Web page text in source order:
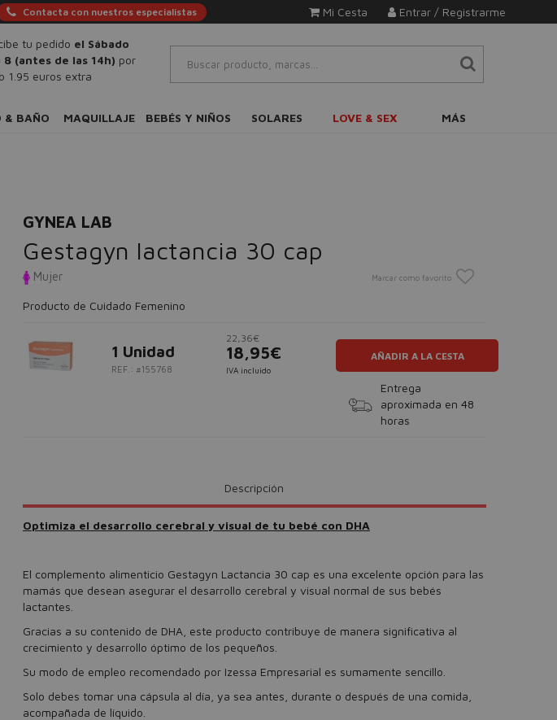
Contacta con nuestros especialistas Entrar / Registrarme
Mi Cesta
tu pedido el Sábado
8 (antes de las 14h) por
1.95 euros extra
& BAÑO MAQUILLAJE BEBÉS Y NIÑOS SOLARES LOVE & SEX MÁS
GYNEA LAB
Gestagyn lactancia 30 cap
Mujer Marcar como favorito
Producto de Cuidado Femenino
1 Unidad
REF.: #155768
22,36€
18,95€
IVA incluido
AÑADIR A LA CESTA
Entrega
aproximada en 48
horas
Descripción
Optimiza el desarrollo cerebral y visual de tu bebé con DHA
El complemento alimenticio Gestagyn Lactancia 30 cap es una excelente opción para las
mamás que desean asegurar el desarrollo cerebral y visual normal de sus bebés
lactantes.
Gracias a su contenido de DHA, este producto contribuye de manera significativa al
crecimiento y desarrollo óptimo de los pequeños.
Su modo de empleo recomendado por Izessa Empresarial es sumamente sencillo.
Solo debes tomar una cápsula al día, ya sea antes, durante o después de una comida,
acompañada de líquido.